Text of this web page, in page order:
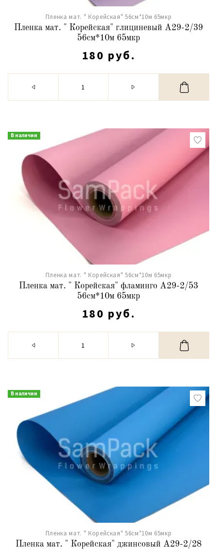
Пленка мат. " Корейская" 56см*10м 65мкр
Пленка мат. " Корейская" глициневый А29-2/39
56см*10м 65мкр
180 руб.
В наличии
Пленка мат. " Корейская" 56см*10м 65мкр
Пленка мат. " Корейская" фламинго А29-2/53
56см*10м 65мкр
180 руб.
В наличии
Пленка мат. " Корейская" 56см*10м 65мкр
Пленка мат. " Корейская" джинсовый А29-2/28